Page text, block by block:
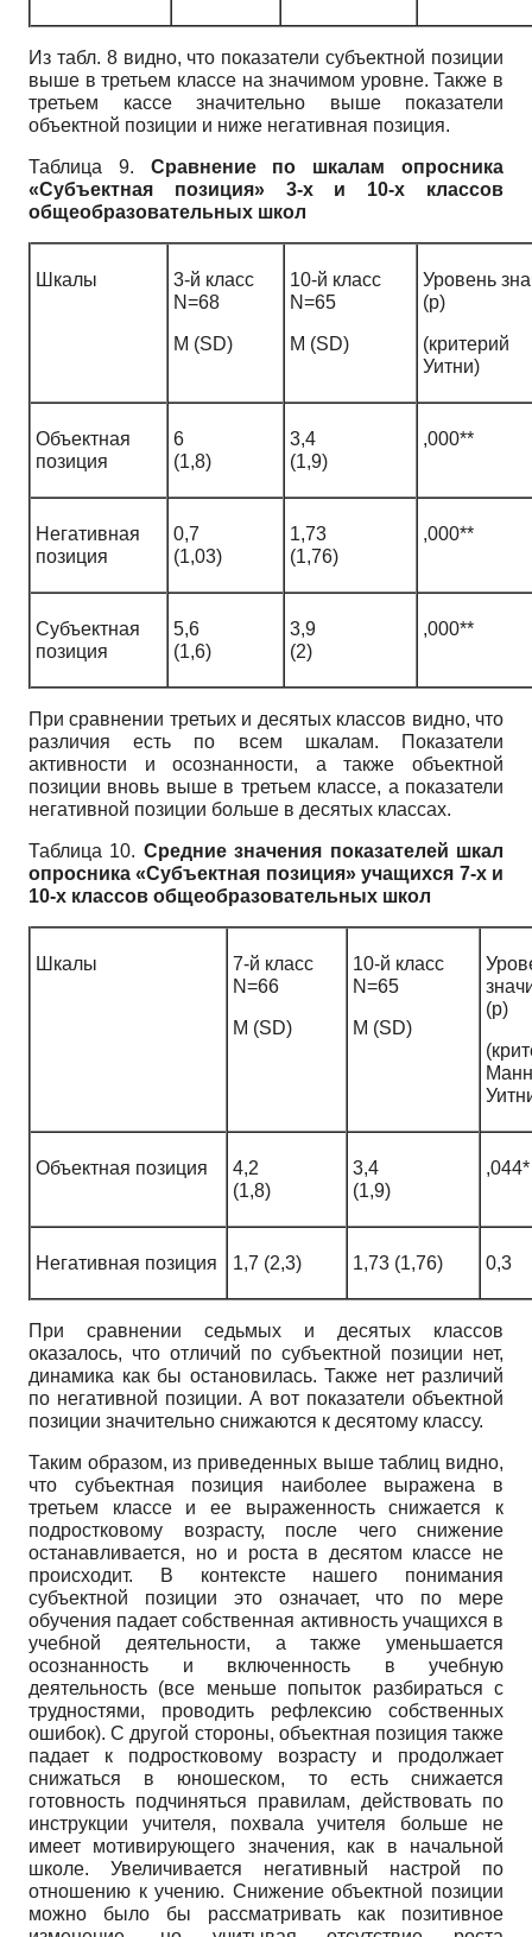
Из табл. 8 видно, что показатели субъектной позиции
выше в третьем классе на значимом уровне. Также в
третьем кассе значительно выше показатели
объектной позиции и ниже негативная позиция.
Таблица 9. Сравнение по шкалам опросника
«Субъектная позиция» 3-х и 10-х классов
общеобразовательных школ
Шкалы
3-й класс
N=68
M (SD)
10-й класс
N=65
M (SD)
Уровень
(p)
Уитни)
Объектная
позиция
6
(1,8)
3,4
(1,9)
,000**
Негативная
позиция
0,7
(1,03)
1,73
(1,76)
,000**
Субъектная
позиция
5,6
(1,6)
3,9
(2)
,000**
При сравнении третьих и десятых классов видно, что
различия есть по всем шкалам. Показатели
активности и осознанности, а также объектной
позиции вновь выше в третьем классе, а показатели
негативной позиции больше в десятых классах.
Таблица 10. Средние значения показателей шкал
опросника «Субъектная позиция» учащихся 7-х и
10-х классов общеобразовательных школ
Шкалы
7-й класс
N=66
M (SD)
10-й класс
N=65
M (SD)
(p)
Объектная позиция
4,2
(1,8)
3,4
(1,9)
,044*
Негативная позиция 1,7 (2,3) 1,73 (1,76) 0,3
При сравнении седьмых и десятых классов
оказалось, что отличий по субъектной позиции нет,
динамика как бы остановилась. Также нет различий
по негативной позиции. А вот показатели объектной
позиции значительно снижаются к десятому классу.
Таким образом, из приведенных выше таблиц видно,
что субъектная позиция наиболее выражена в
третьем классе и ее выраженность снижается к
подростковому возрасту, после чего снижение
останавливается, но и роста в десятом классе не
происходит. В контексте нашего понимания
субъектной позиции это означает, что по мере
обучения падает собственная активность учащихся в
учебной деятельности, а также уменьшается
осознанность и включенность в учебную
деятельность (все меньше попыток разбираться с
трудностями, проводить рефлексию собственных
ошибок). С другой стороны, объектная позиция также
падает к подростковому возрасту и продолжает
снижаться в юношеском, то есть снижается
готовность подчиняться правилам, действовать по
инструкции учителя, похвала учителя больше не
имеет мотивирующего значения, как в начальной
школе. Увеличивается негативный настрой по
отношению к учению. Снижение объектной позиции
можно было бы рассматривать как позитивное